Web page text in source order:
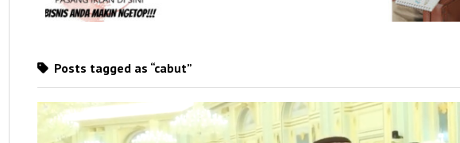
Posts tagged as “cabut”